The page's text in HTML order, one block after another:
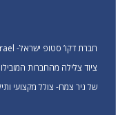
של ניר צמח- צולל מקצועי